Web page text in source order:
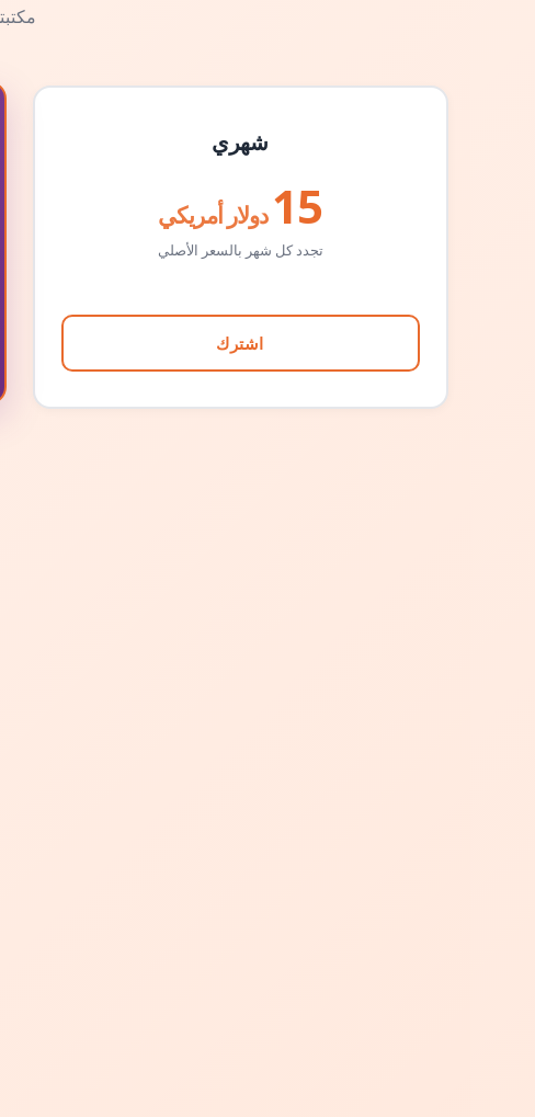
شهري
15 دولار أمريكي
تجدد كل شهر بالسعر الأصلي
اشترك